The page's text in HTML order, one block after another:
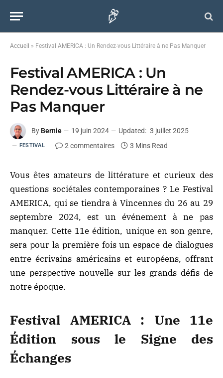
Accueil » Festival AMERICA : Un Rendez-vous Littéraire à ne Pas Manquer
Festival AMERICA : Un
Rendez-vous Littéraire à ne
Pas Manquer
By Bernie 19 juin 2024 Updated: 3 juillet 2025
FESTIVAL 2 commentaires 3 Mins Read
Vous êtes amateurs de littérature et curieux des
questions sociétales contemporaines ? Le Festival
AMERICA, qui se tiendra à Vincennes du 26 au 29
septembre 2024, est un événement à ne pas
manquer. Cette 11e édition, unique en son genre,
sera pour la première fois un espace de dialogues
entre écrivains américains et européens, offrant
une perspective nouvelle sur les grands défis de
notre époque.
Festival AMERICA : Une 11e
Édition sous le Signe des
Échanges